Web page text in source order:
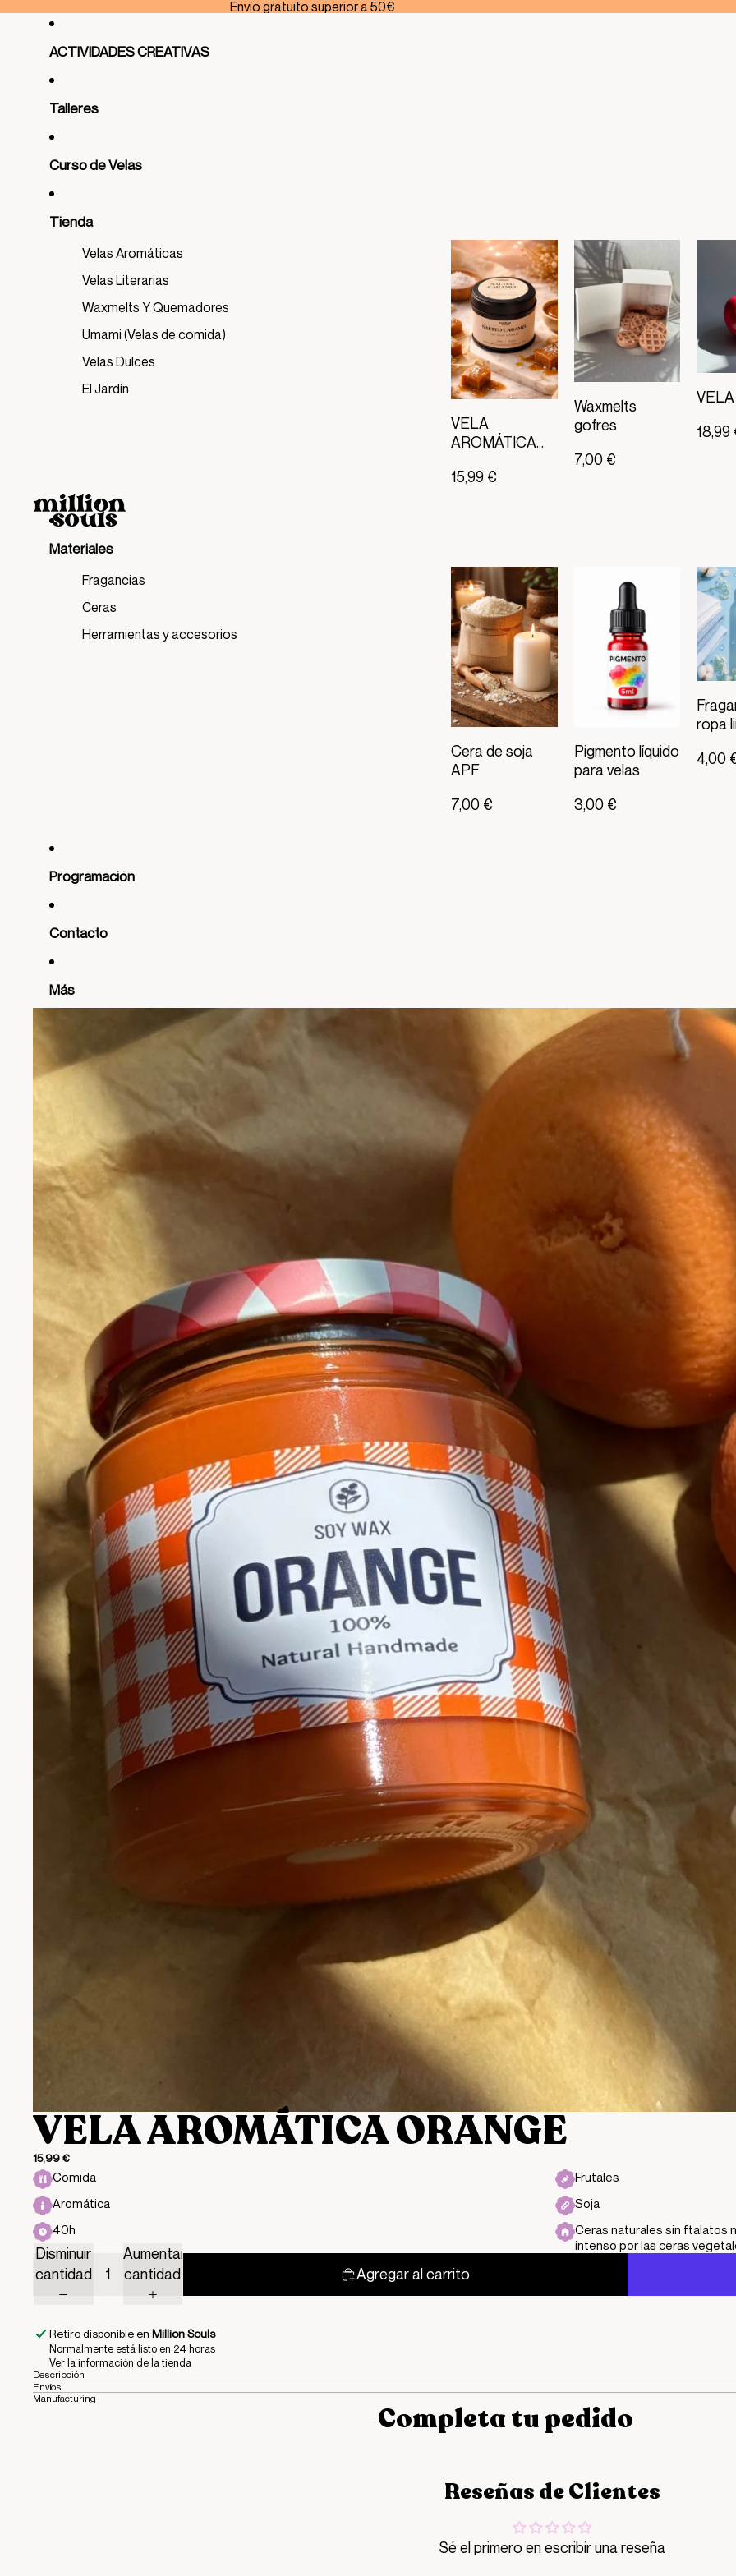
Envío gratuito superior a 50€
ACTIVIDADES CREATIVAS
Talleres
Curso de Velas
Tienda
Velas Aromáticas
Velas Literarias
Waxmelts Y Quemadores
Umami (Velas de comida)
Velas Dulces
El Jardín
VELA
AROMÁTICA
CARAMEL
15,99 €
Waxmelts
gofres
7,00 €
18,99
Materiales
Fragancias
Ceras
Herramientas y accesorios
Cera de soja
APF
7,00 €
Pigmento líquido
para velas
3,00 €
ropa
4,00
Programación
Contacto
Más
Ir directamente a la información del producto
VELA AROMÁTICA ORANGE
15,99 €
Comida
Frutales
Aromática
Soja
40h
Ceras naturales sin ftalatos
intenso por las ceras
Disminuir
cantidad
Aumentar
cantidad
Agregar al carrito
Retiro disponible en Million Souls
Normalmente está listo en 24 horas
Ver la información de la tienda
Descripción
Envíos
Manufacturing
Completa tu pedido
Reseñas de Clientes
Sé el primero en escribir una reseña